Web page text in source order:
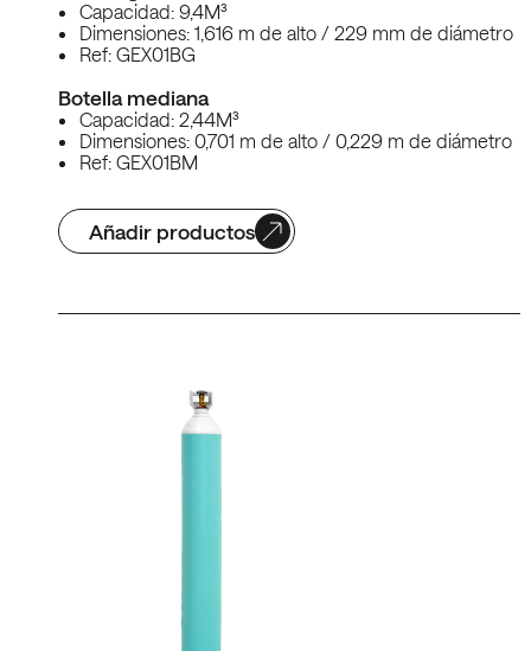
Capacidad: 9,4M³
Dimensiones: 1,616 m de alto / 229 mm de diámetro
Ref: GEX01BG
Botella mediana
Capacidad: 2,44M³
Dimensiones: 0,701 m de alto / 0,229 m de diámetro
Ref: GEX01BM
Añadir productos